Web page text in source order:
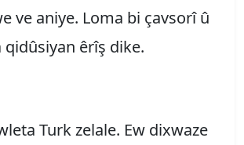
ve aniye. Loma bi çavsorî û
êrîş dike.
Turk zelale. Ew dixwaze